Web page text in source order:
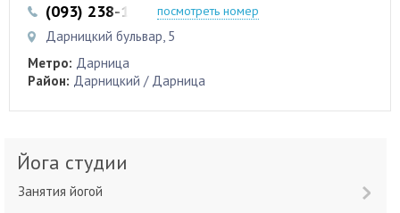
(093) 238-16-16посмотреть номер
Дарницкий бульвар, 5
Метро: Дарница
Район: Дарницкий / Дарница
Йога студии
Занятия йогой